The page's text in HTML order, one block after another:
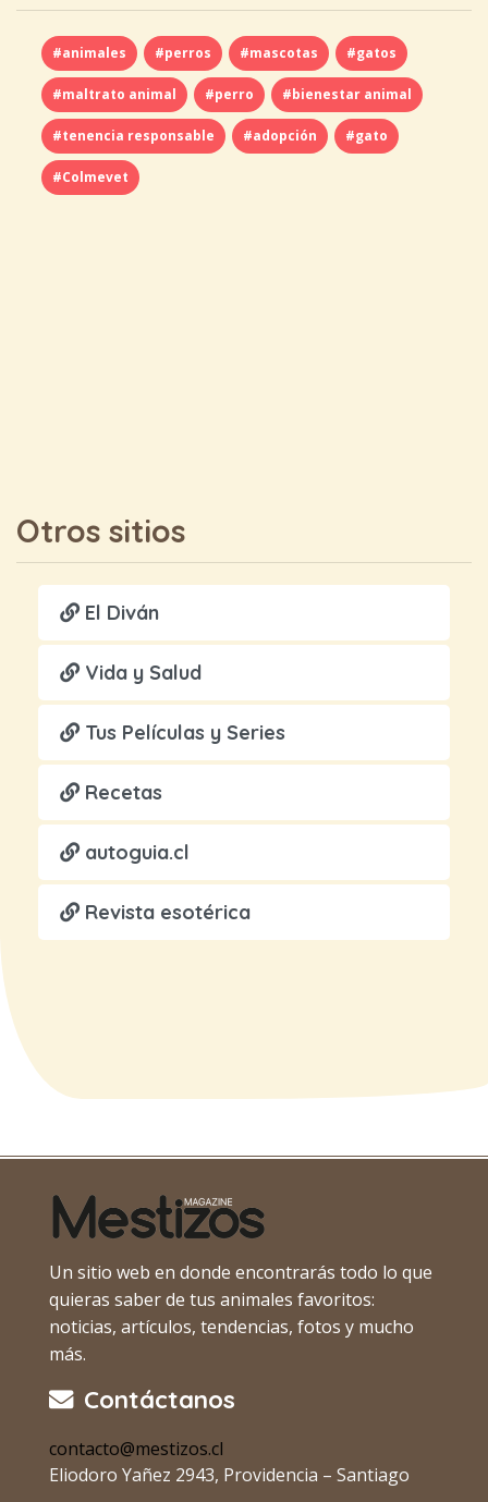
#animales #perros #mascotas #gatos
#maltrato animal #perro #bienestar animal
#tenencia responsable #adopción #gato
#Colmevet
Otros sitios
El Diván
Vida y Salud
Tus Películas y Series
Recetas
autoguia.cl
Revista esotérica
Un sitio web en donde encontrarás todo lo que
quieras saber de tus animales favoritos:
noticias, artículos, tendencias, fotos y mucho
más.
Contáctanos
contacto@mestizos.cl
Eliodoro Yañez 2943, Providencia – Santiago